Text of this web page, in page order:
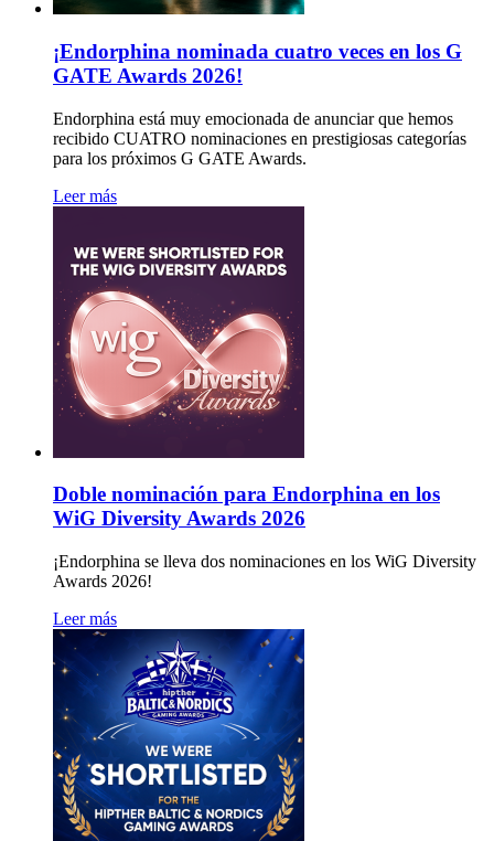
¡Endorphina nominada cuatro veces en los G
GATE Awards 2026!
Endorphina está muy emocionada de anunciar que hemos
recibido CUATRO nominaciones en prestigiosas categorías
para los próximos G GATE Awards.
Leer más
Doble nominación para Endorphina en los
WiG Diversity Awards 2026
¡Endorphina se lleva dos nominaciones en los WiG Diversity
Awards 2026!
Leer más